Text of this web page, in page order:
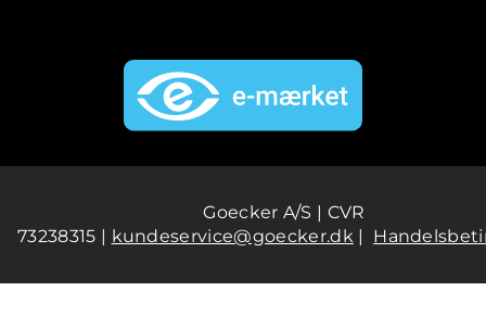
Goecker A/S | CVR
73238315 | kundeservice@goecker.dk|